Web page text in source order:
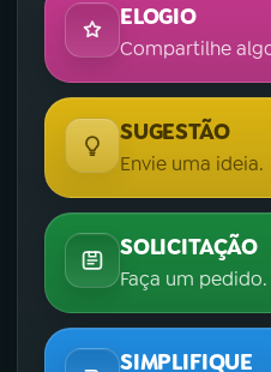
ELOGIO
Compartilhe
SUGESTÃO
Envie uma ideia.
SOLICITAÇÃO
Faça um pedido.
SIMPLIFIQUE